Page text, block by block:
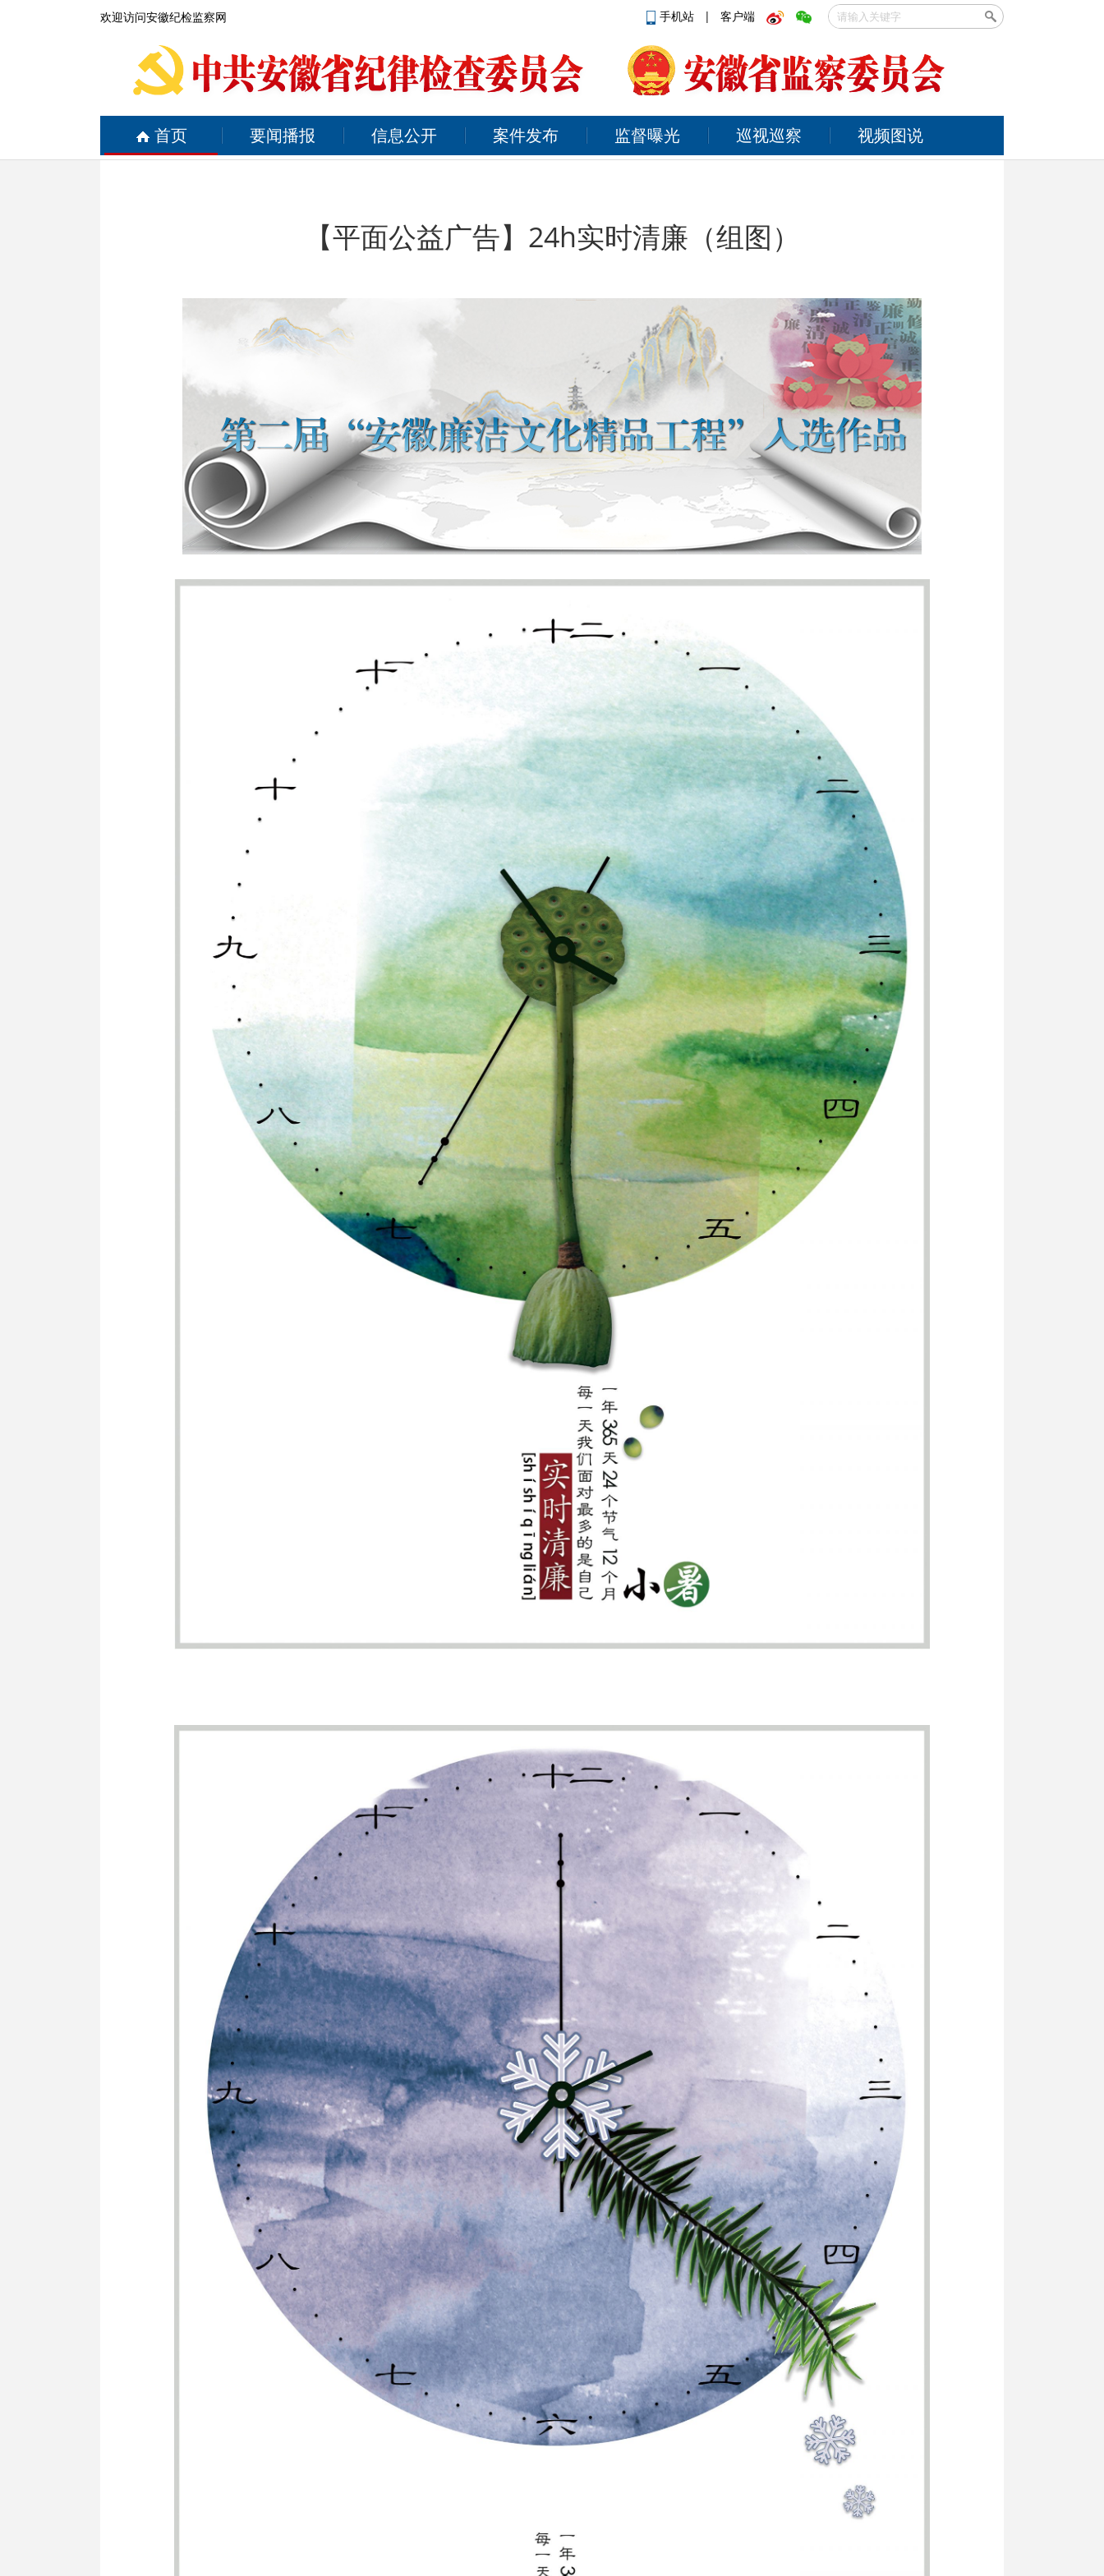
欢迎访问安徽纪检监察网 手机站 | 客户端
首页 要闻播报 信息公开 案件发布 监督曝光 巡视巡察 视频图说
【平面公益广告】24h实时清廉（组图）